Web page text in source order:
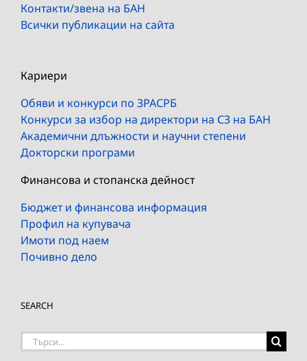
Контакти/звена на БАН
Всички публикации на сайта
Кариери
Обяви и конкурси по ЗРАСРБ
Конкурси за избор на директори на СЗ на БАН
Академични длъжности и научни степени
Докторски програми
Финансова и стопанска дейност
Бюджет и финансова информация
Профил на купувача
Имоти под наем
Почивно дело
SEARCH
Търсене